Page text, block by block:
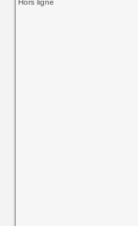
Hors ligne